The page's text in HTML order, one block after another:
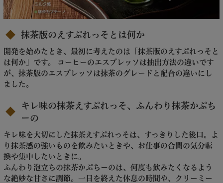
抹茶版のえすぷれっそとは何か
開発を始めたとき、最初に考えたのは「抹茶版のえすぷれっそと
は何か」です。 コーヒーのエスプレッソは抽出方法の違いです
が、抹茶版のエスプレッソは抹茶のグレードと配合の違いにし
ました。
キレ味の抹茶えすぷれっそ、ふんわり抹茶かぷち
ーの
キレ味を大切にした抹茶えすぷれっそは、すっきりした後口。よ
り抹茶感の強いものを飲みたいときや、お仕事の合間の気分転
換や集中したいときに。
ふんわり泡立ちの抹茶かぷちーのは、何度も飲みたくなるよう
な絶妙な甘さに調節。一日を終えた休息の時間や、クリーミー